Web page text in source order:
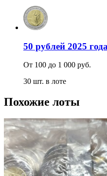
50 рублей 2025
От 100 до 1 000 руб.
30 шт. в лоте
Похожие лоты